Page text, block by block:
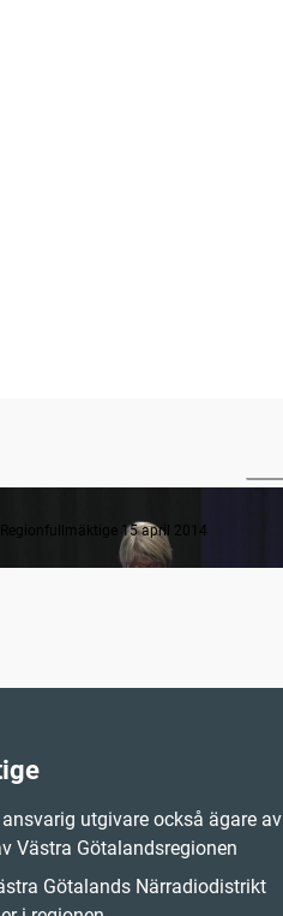
Regionfullmäktige 15 april 2014
utgivare också ägare av
Västra Götalandsregionen
Götalands Närradiodistrikt